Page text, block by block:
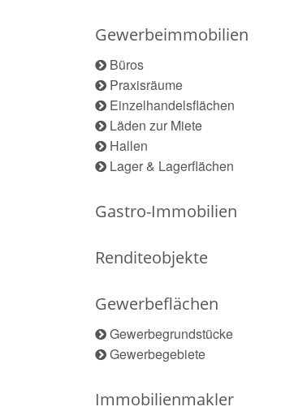
Gewerbeimmobilien
Büros
Praxisräume
Einzelhandelsflächen
Läden zur Miete
Hallen
Lager & Lagerflächen
Gastro-Immobilien
Renditeobjekte
Gewerbeflächen
Gewerbegrundstücke
Gewerbegebiete
Immobilienmakler